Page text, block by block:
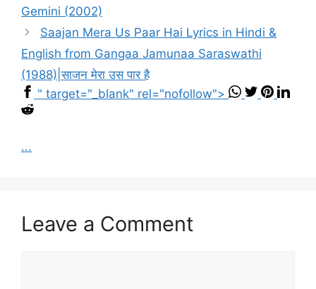
Gemini (2002)
Saajan Mera Us Paar Hai Lyrics in Hindi &
English from Gangaa Jamunaa Saraswathi
(1988)|साजन मेरा उस पार है
" target="_blank" rel="nofollow">
...
Leave a Comment